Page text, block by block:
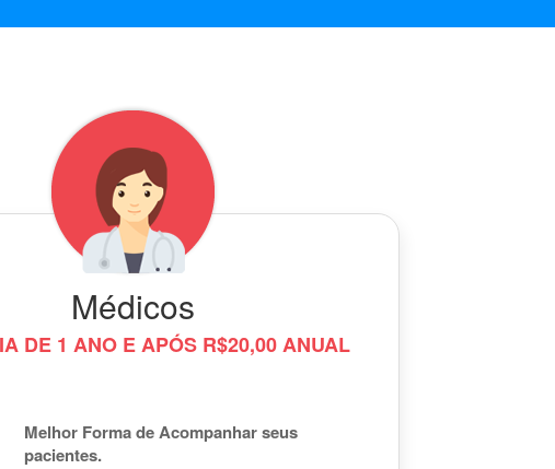
Médicos
DE 1 ANO E APÓS R$20,00 ANUAL
Melhor Forma de Acompanhar seus
pacientes.